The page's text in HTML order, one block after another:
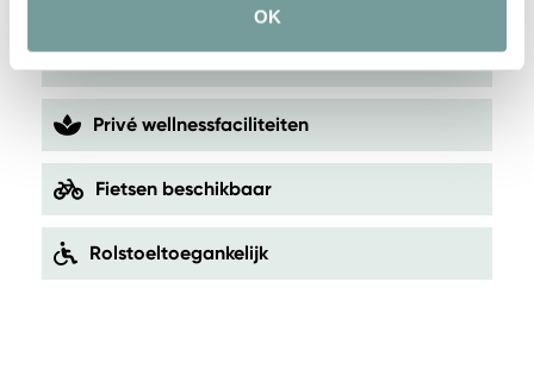
OK
Culinaire hoogstandjes in Restaurant The
Charles
Privé wellnessfaciliteiten
Fietsen beschikbaar
Rolstoeltoegankelijk